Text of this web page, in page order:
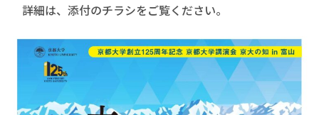
詳細は、添付のチラシをご覧ください。